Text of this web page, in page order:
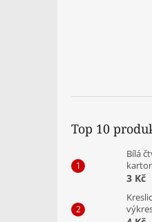
Top 10
Bílá
3 Kč